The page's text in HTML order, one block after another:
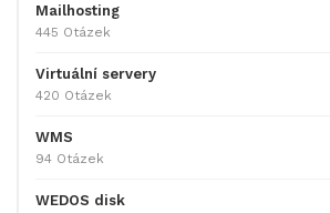
Mailhosting
445 Otázek
Virtuální servery
420 Otázek
WMS
94 Otázek
WEDOS disk